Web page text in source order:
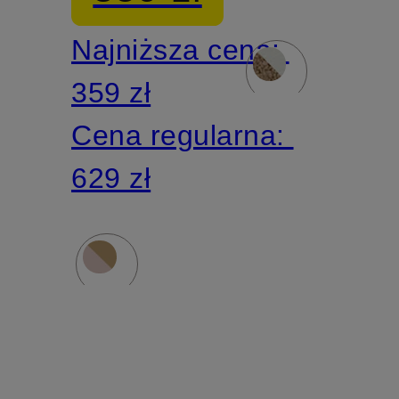
Najniższa cena:
359 zł
Cena regularna:
629 zł